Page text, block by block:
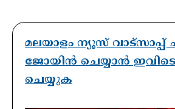
മലയാളം ന്യൂസ് വാട്സാപ്പ്
ജോയിൻ ചെയ്യാൻ ഇവിടെ
ചെയ്യുക